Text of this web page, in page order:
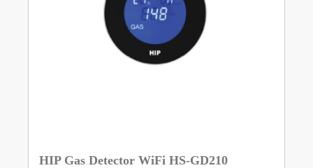
HIP Gas Detector WiFi HS-GD210